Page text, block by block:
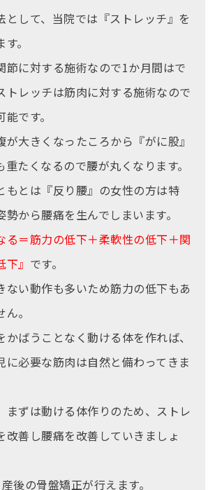
として、当院では『ストレッチ』を
。
節に対する施術なので1か月間はで
トレッチは筋肉に対する施術なので
です。
大きくなったころから『がに股』
重たくなるので腰が丸くなります。
もとは『反り腰』の女性の方は特
勢から腰痛を生んでしまいます。
る＝筋力の低下＋柔軟性の低下＋関
』 です。
ない動作も多いため筋力の低下もあ
。
かばうことなく動ける体を作れば、
に必要な筋肉は自然と備わってきま
まずは動ける体作りのため、ストレ
改善し腰痛を改善していきましょ
後の骨盤矯正が行えます。